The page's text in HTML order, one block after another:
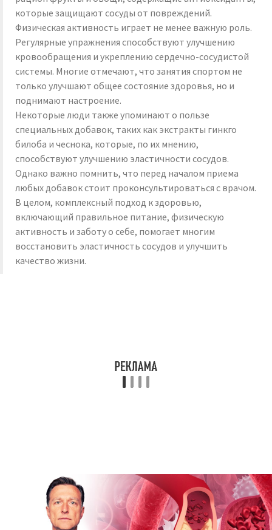
которые защищают сосуды от повреждений.
Физическая активность играет не менее важную роль.
Регулярные упражнения способствуют улучшению
кровообращения и укреплению сердечно-сосудистой
системы. Многие отмечают, что занятия спортом не
только улучшают общее состояние здоровья, но и
поднимают настроение.
Некоторые люди также упоминают о пользе
специальных добавок, таких как экстракты гинкго
билоба и чеснока, которые, по их мнению,
способствуют улучшению эластичности сосудов.
Однако важно помнить, что перед началом приема
любых добавок стоит проконсультироваться с врачом.
В целом, комплексный подход к здоровью,
включающий правильное питание, физическую
активность и заботу о себе, помогает многим
восстановить эластичность сосудов и улучшить
качество жизни.